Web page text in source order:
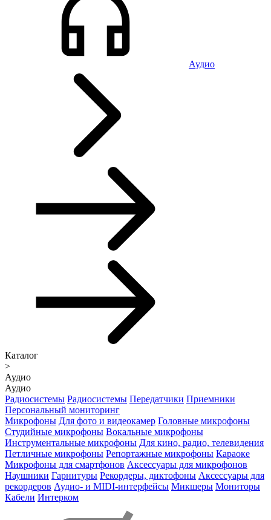
Аудио
Каталог
>
Аудио
Аудио
Радиосистемы Радиосистемы Передатчики Приемники
Персональный мониторинг
Микрофоны Для фото и видеокамер Головные микрофоны
Студийные микрофоны Вокальные микрофоны
Инструментальные микрофоны Для кино, радио, телевидения
Петличные микрофоны Репортажные микрофоны Караоке
Микрофоны для смартфонов Аксессуары для микрофонов
Наушники Гарнитуры Рекордеры, диктофоны Аксессуары для
рекордеров Аудио- и MIDI-интерфейсы Микшеры Мониторы
Кабели Интерком